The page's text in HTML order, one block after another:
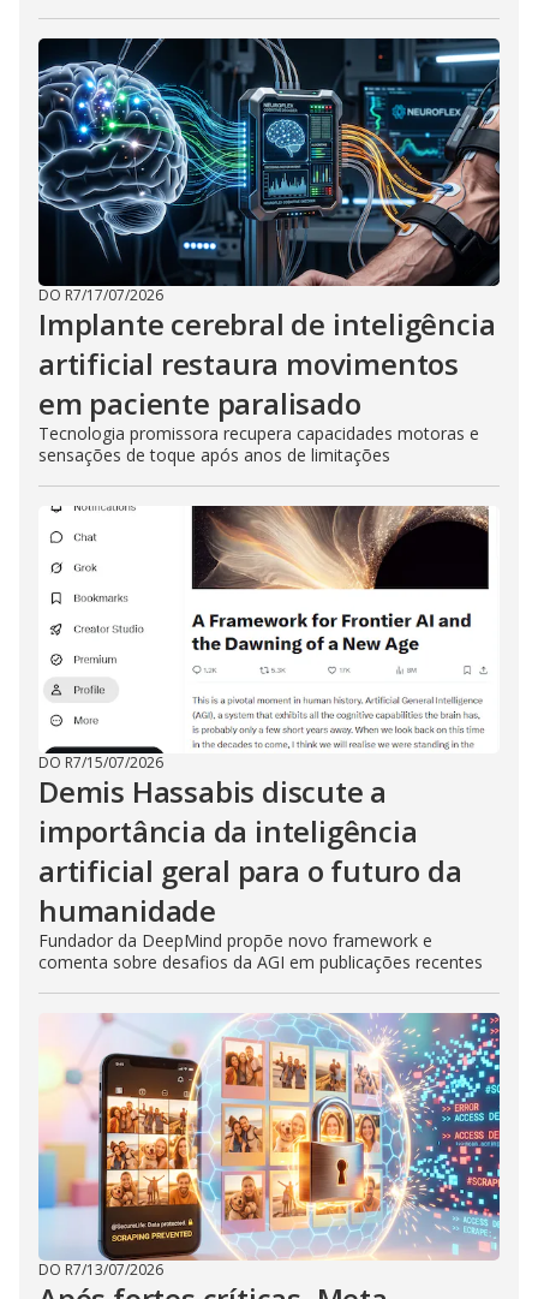
DO R7/17/07/2026
Implante cerebral de inteligência
artificial restaura movimentos
em paciente paralisado
Tecnologia promissora recupera capacidades motoras e
sensações de toque após anos de limitações
DO R7/15/07/2026
Demis Hassabis discute a
importância da inteligência
artificial geral para o futuro da
humanidade
Fundador da DeepMind propõe novo framework e
comenta sobre desafios da AGI em publicações recentes
DO R7/13/07/2026